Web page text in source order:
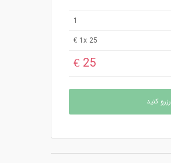
1
1x 25 €
25 €
رزرو کنید